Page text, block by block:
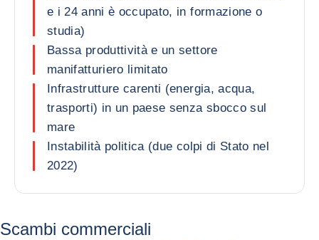
e i 24 anni è occupato, in formazione o
studia)
Bassa produttività e un settore
manifatturiero limitato
Infrastrutture carenti (energia, acqua,
trasporti) in un paese senza sbocco sul
mare
Instabilità politica (due colpi di Stato nel
2022)
Scambi commerciali